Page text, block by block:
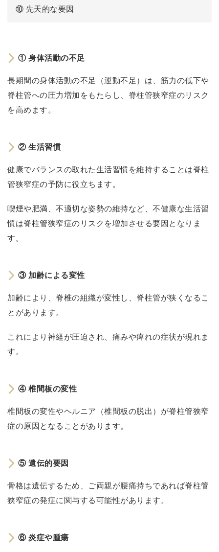
な
身
活
の
足
生
活
慣
③
よ
④
の
性
⑤
要
因
症
⑩ 先天的な要因
① 身体活動の不足
長期間の身体活動の不足（運動不足）は、筋力の低下や
脊柱管への圧力増加をもたらし、脊柱管狭窄症のリスク
を高めます。
② 生活習慣
健康でバランスの取れた生活習慣を維持することは脊柱
管狭窄症の予防に役立ちます。
喫煙や肥満、不適切な姿勢の維持など、不健康な生活習
慣は脊柱管狭窄症のリスクを増加させる要因となりま
す。
③ 加齢による変性
加齢により、脊椎の組織が変性し、脊柱管が狭くなるこ
とがあります。
これにより神経が圧迫され、痛みや痺れの症状が現れま
す。
④ 椎間板の変性
椎間板の変性やヘルニア（椎間板の脱出）が脊柱管狭窄
症の原因となることがあります。
⑤ 遺伝的要因
骨格は遺伝するため、ご両親が腰痛持ちであれば脊柱管
狭窄症の発症に関与する可能性があります。
⑥ 炎症や腫瘍